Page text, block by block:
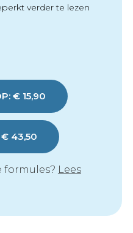
verder te lezen
€ 15,90
€ 43,50
formules? Lees